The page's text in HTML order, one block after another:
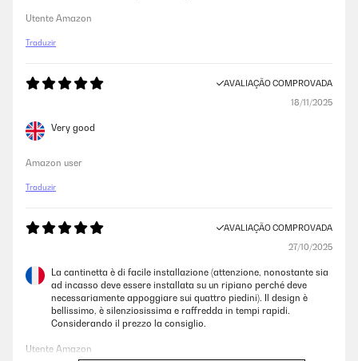
Utente Amazon
Traduzir
AVALIAÇÃO COMPROVADA
18/11/2025
Very good
Amazon user
Traduzir
AVALIAÇÃO COMPROVADA
27/10/2025
La cantinetta è di facile installazione (attenzione, nonostante sia
ad incasso deve essere installata su un ripiano perché deve
necessariamente appoggiare sui quattro piedini). Il design è
bellissimo, è silenziosissima e raffredda in tempi rapidi.
Considerando il prezzo la consiglio.
Utente Amazon